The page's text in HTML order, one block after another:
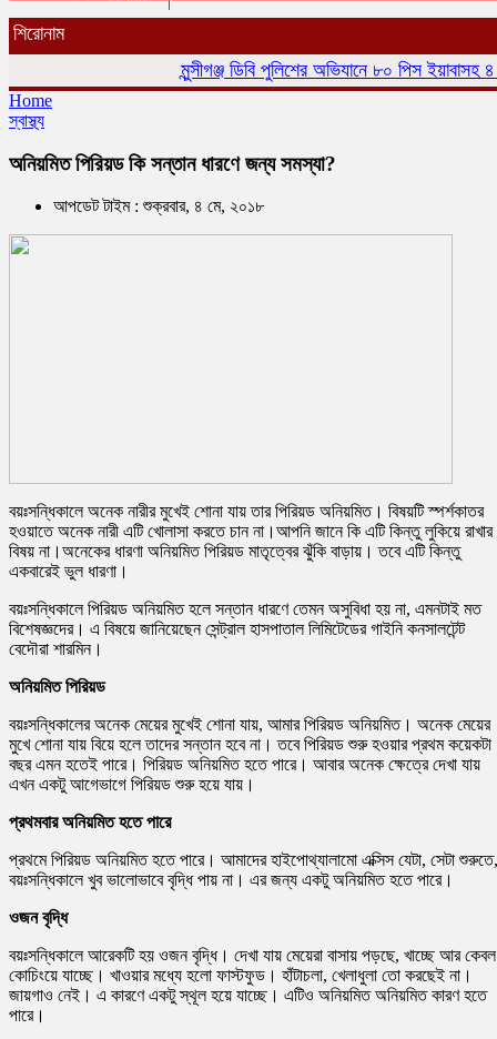
শিরোনাম
মুন্সীগঞ্জ ডিবি পুলিশের অভিযানে ৮০ পিস ইয়াবাসহ ৪ জন
Home
স্বাস্থ্য
অনিয়মিত পিরিয়ড কি সন্তান ধারণে জন্য সমস্যা?
আপডেট টাইম : শুক্রবার, ৪ মে, ২০১৮
বয়ঃসন্ধিকালে অনেক নারীর মুখেই শোনা যায় তার পিরিয়ড অনিয়মিত। বিষয়টি স্পর্শকাতর
হওয়াতে অনেক নারী এটি খোলাসা করতে চান না।আপনি জানে কি এটি কিন্তু লুকিয়ে রাখার
বিষয় না।অনেকের ধারণা অনিয়মিত পিরিয়ড মাতৃত্বের ঝুঁকি বাড়ায়। তবে এটি কিন্তু
একবারেই ভুল ধারণা।
বয়ঃসন্ধিকালে পিরিয়ড অনিয়মিত হলে সন্তান ধারণে তেমন অসুবিধা হয় না, এমনটাই মত
বিশেষজ্ঞদের। এ বিষয়ে জানিয়েছেন সেন্ট্রাল হাসপাতাল লিমিটেডের গাইনি কনসালটেন্ট
বেদৌরা শারমিন।
অনিয়মিত পিরিয়ড
বয়ঃসন্ধিকালের অনেক মেয়ের মুখেই শোনা যায়, আমার পিরিয়ড অনিয়মিত। অনেক মেয়ের
মুখে শোনা যায় বিয়ে হলে তাদের সন্তান হবে না। তবে পিরিয়ড শুরু হওয়ার প্রথম কয়েকটা
বছর এমন হতেই পারে। পিরিয়ড অনিয়মিত হতে পারে। আবার অনেক ক্ষেত্রে দেখা যায়
এখন একটু আগেভাগে পিরিয়ড শুরু হয়ে যায়।
প্রথমবার অনিয়মিত হতে পারে
প্রথমে পিরিয়ড অনিয়মিত হতে পারে। আমাদের হাইপোথ্যালামো এক্সিস যেটা, সেটা শুরুতে,
বয়ঃসন্ধিকালে খুব ভালোভাবে বৃদ্ধি পায় না। এর জন্য একটু অনিয়মিত হতে পারে।
ওজন বৃদ্ধি
বয়ঃসন্ধিকালে আরেকটি হয় ওজন বৃদ্ধি। দেখা যায় মেয়েরা বাসায় পড়ছে, খাচ্ছে আর কেবল
কোচিংয়ে যাচ্ছে। খাওয়ার মধ্যে হলো ফাস্টফুড। হাঁটাচলা, খেলাধুলা তো করছেই না।
জায়গাও নেই। এ কারণে একটু স্থূল হয়ে যাচ্ছে। এটিও অনিয়মিত অনিয়মিত কারণ হতে
পারে।